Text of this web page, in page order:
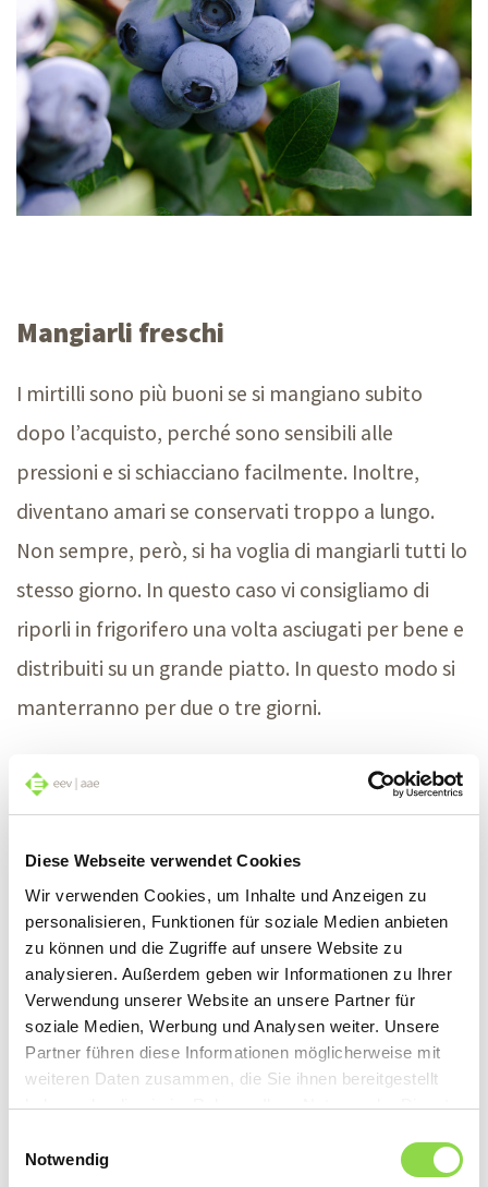
Diese Webseite verwendet Cookies
Wir verwenden Cookies, um Inhalte und Anzeigen zu
personalisieren, Funktionen für soziale Medien anbieten
zu können und die Zugriffe auf unsere Website zu
analysieren. Außerdem geben wir Informationen zu Ihrer
Verwendung unserer Website an unsere Partner für
soziale Medien, Werbung und Analysen weiter. Unsere
Partner führen diese Informationen möglicherweise mit
weiteren Daten zusammen, die Sie ihnen bereitgestellt
haben oder die sie im Rahmen Ihrer Nutzung der Dienste
Notwendig
Mangiarli freschi
I mirtilli sono più buoni se si mangiano subito
dopo l’acquisto, perché sono sensibili alle
pressioni e si schiacciano facilmente. Inoltre,
diventano amari se conservati troppo a lungo.
Non sempre, però, si ha voglia di mangiarli tutti lo
stesso giorno. In questo caso vi consigliamo di
riporli in frigorifero una volta asciugati per bene e
distribuiti su un grande piatto. In questo modo si
manterranno per due o tre giorni.
Potete anche congelarli: mettete semplicemente
le bacche in un sacchetto o in una vaschetta da
Prima però mettete i mirtilli in una ciotola piena
d’acqua e poi lasciateli sgocciolare in un colino.
Dolci o salati
Sia nell’antipasto, che nel secondo o nel dessert: i
mirtilli vanno bene dappertutto! Questo frutto,
discreta, che si abbina a una moltitudine di